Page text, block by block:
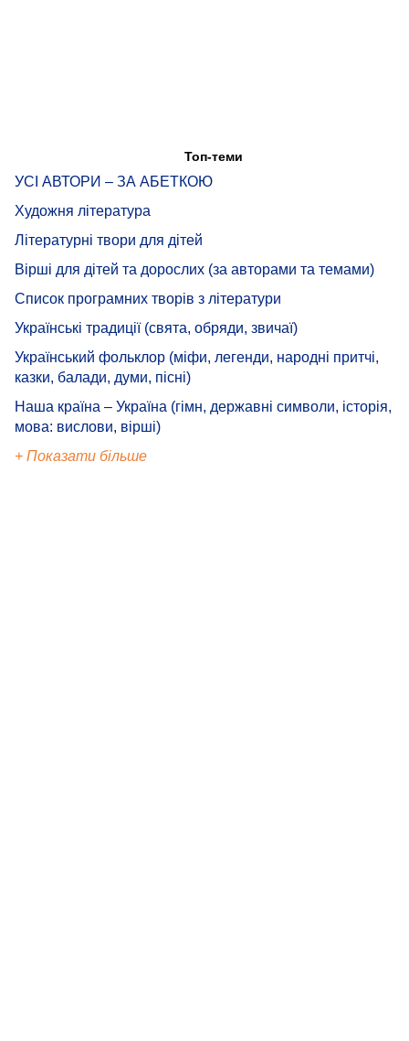
Топ-теми
УСІ АВТОРИ – ЗА АБЕТКОЮ
Художня література
Літературні твори для дітей
Вірші для дітей та дорослих (за авторами та темами)
Список програмних творів з літератури
Українські традиції (свята, обряди, звичаї)
Український фольклор (міфи, легенди, народні притчі,
казки, балади, думи, пісні)
Наша країна – Україна (гімн, державні символи, історія,
мова: вислови, вірші)
+ Показати більше